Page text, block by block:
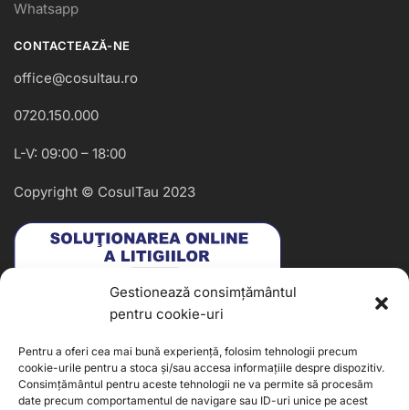
Gestionează consimțământul
pentru cookie-uri
Pentru a oferi cea mai bună experiență, folosim tehnologii precum
cookie-urile pentru a stoca și/sau accesa informațiile despre dispozitiv.
Consimțământul pentru aceste tehnologii ne va permite să procesăm
date precum comportamentul de navigare sau ID-uri unice pe acest
Whatsapp
CONTACTEAZĂ-NE
office@cosultau.ro
0720.150.000
L-V: 09:00 – 18:00
Copyright © CosulTau 2023